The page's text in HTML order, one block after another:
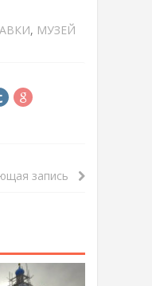
, МУЗЕЙ
запись